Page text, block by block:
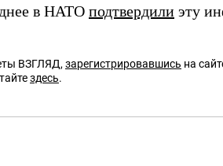
в НАТО подтвердили эту
ВЗГЛЯД, зарегистрировавшись на
здесь.